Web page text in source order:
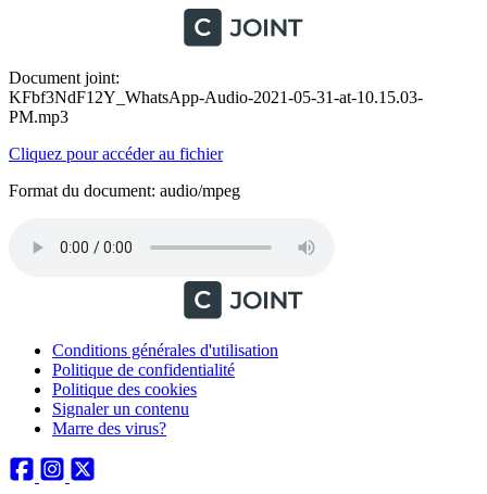
Document joint:
KFbf3NdF12Y_WhatsApp-Audio-2021-05-31-at-10.15.03-
PM.mp3
Cliquez pour accéder au fichier
Format du document: audio/mpeg
Conditions générales d'utilisation
Politique de confidentialité
Politique des cookies
Signaler un contenu
Marre des virus?